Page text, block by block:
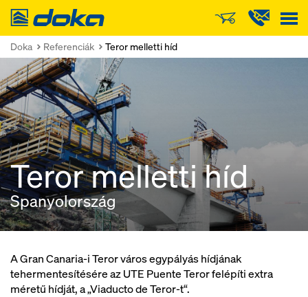
Doka
Doka Referenciák Teror melletti híd
Teror melletti híd
Spanyolország
A Gran Canaria-i Teror város egypályás hídjának
tehermentesítésére az UTE Puente Teror felépíti extra
méretű hídját, a „Viaducto de Teror-t“.